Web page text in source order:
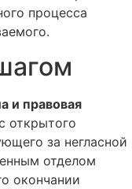
процесса
и правовая
открытого
за негласной
отделом
окончании